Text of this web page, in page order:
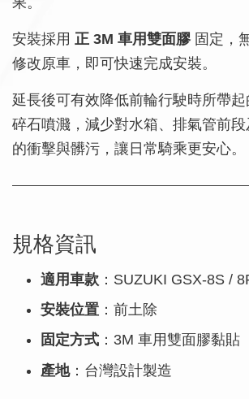
安裝採用 正 3M 車用雙面膠固定，
修改原車，即可快速完成安裝。
延長後可有效降低前輪行駛時所帶
碎石噴濺，減少對水箱、排氣管前
的衝擊與髒污，讓日常騎乘更安心。
規格資訊
適用車款 ：SUZUKI GSX-8S /
安裝位置 ：前土除
固定方式 ：3M 車用雙面膠黏貼
產地：台灣設計製造